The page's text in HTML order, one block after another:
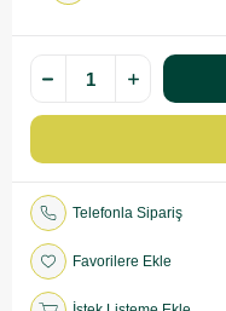
Telefonla Sipariş
Favorilere Ekle